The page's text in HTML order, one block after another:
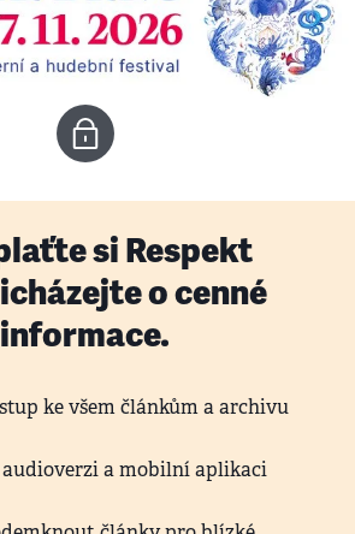
si Respekt
o cenné
informace.
ke všem článkům a archivu
a mobilní aplikaci